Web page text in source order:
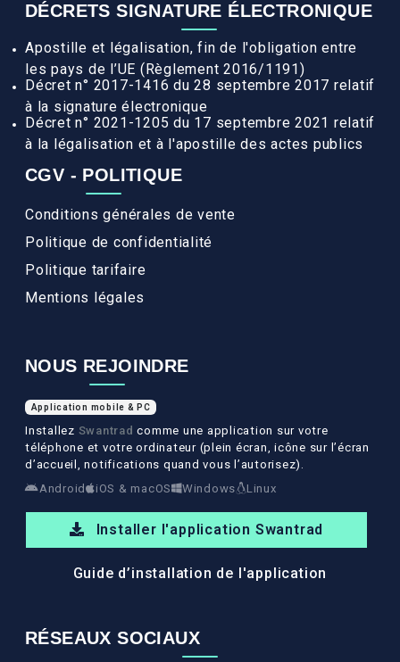
DÉCRETS SIGNATURE ÉLECTRONIQUE
Apostille et légalisation, fin de l'obligation entre
les pays de l’UE (Règlement 2016/1191)
Décret n° 2017-1416 du 28 septembre 2017 relatif
à la signature électronique
Décret n° 2021-1205 du 17 septembre 2021 relatif
à la légalisation et à l'apostille des actes publics
CGV - POLITIQUE
Conditions générales de vente
Politique de confidentialité
Politique tarifaire
Mentions légales
NOUS REJOINDRE
Application mobile & PC
Installez Swantrad comme une application sur votre
téléphone et votre ordinateur (plein écran, icône sur l’écran
d’accueil, notifications quand vous l’autorisez).
Android
iOS & macOS Windows Linux
Installer l'application Swantrad
Guide d’installation de l'application
RÉSEAUX SOCIAUX